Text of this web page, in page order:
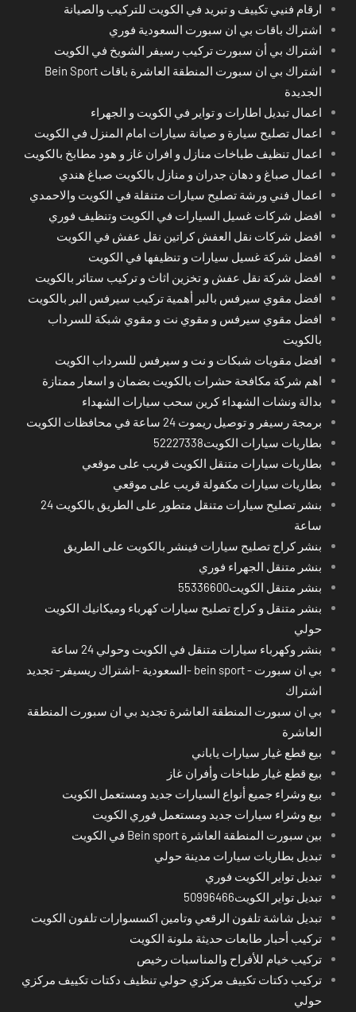
ارقام فنيي تكييف و تبريد في الكويت للتركيب والصيانة
اشتراك باقات بي ان سبورت السعودية فوري
اشتراك بي أن سبورت تركيب رسيفر الشويخ في الكويت
اشتراك بي ان سبورت المنطقة العاشرة باقات Bein Sport
الجديدة
اعمال تبديل اطارات و تواير في الكويت و الجهراء
اعمال تصليح سيارة و صيانة سيارات امام المنزل في الكويت
اعمال تنظيف طباخات منازل و افران غاز و هود مطابخ بالكويت
اعمال صباغ و دهان جدران و منازل بالكويت صباغ هندي
اعمال فني ورشة تصليح سيارات متنقلة في الكويت والاحمدي
افضل شركات غسيل السيارات في الكويت وتنظيف فوري
افضل شركات نقل العفش كراتين نقل عفش في الكويت
افضل شركة غسيل سيارات و تنظيفها في الكويت
افضل شركة نقل عفش و تخزين اثاث و تركيب ستائر بالكويت
افضل مقوي سيرفس بالبر أهمية تركيب سيرفس البر بالكويت
افضل مقوي سيرفس و مقوي نت و مقوي شبكة للسرداب
بالكويت
افضل مقويات شبكات و نت و سيرفس للسرداب الكويت
اهم شركة مكافحة حشرات بالكويت بضمان و اسعار ممتازة
بدالة ونشات الشهداء كرين سحب سيارات الشهداء
برمجة رسيفر و توصيل ريموت 24 ساعة في محافظات الكويت
بطاريات سيارات الكويت52227338
بطاريات سيارات متنقل الكويت قريب على موقعي
بطاريات سيارات مكفولة قريب على موقعي
بنشر تصليح سيارات متنقل متطور على الطريق بالكويت 24
ساعة
بنشر كراج تصليح سيارات فينشر بالكويت على الطريق
بنشر متنقل الجهراء فوري
بنشر متنقل الكويت55336600
بنشر متنقل و كراج تصليح سيارات كهرباء وميكانيك الكويت
حولي
بنشر وكهرباء سيارات متنقل في الكويت وحولي 24 ساعة
بي ان سبورت - bein sport -السعودية -اشتراك ريسيفر- تجديد
اشتراك
بي ان سبورت المنطقة العاشرة تجديد بي ان سبورت المنطقة
العاشرة
بيع قطع غيار سيارات ياباني
بيع قطع غيار طباخات وأفران غاز
بيع وشراء جميع أنواع السيارات جديد ومستعمل الكويت
بيع وشراء سيارات جديد ومستعمل فوري الكويت
بين سبورت المنطقة العاشرة Bein sport في الكويت
تبديل بطاريات سيارات مدينة حولي
تبديل تواير الكويت فوري
تبديل تواير الكويت50996466
تبديل شاشة تلفون الرقعي وتامين اكسسوارات تلفون الكويت
تركيب أحبار طابعات حديثة ملونة الكويت
تركيب خيام للأفراح والمناسبات رخيص
تركيب دكتات تكييف مركزي حولي تنظيف دكتات تكييف مركزي
حولي